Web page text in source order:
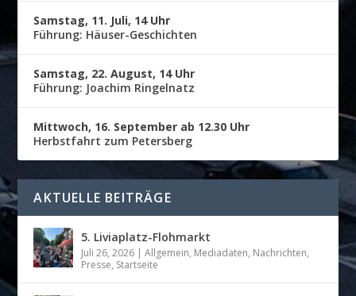
Samstag, 11. Juli, 14 Uhr
Führung: Häuser-Geschichten
Samstag, 22. August, 14 Uhr
Führung: Joachim Ringelnatz
Mittwoch, 16. September ab 12.30 Uhr
Herbstfahrt zum Petersberg
AKTUELLE BEITRÄGE
5. Liviaplatz-Flohmarkt
Juli 26, 2026 |Allgemein, Mediadaten, Nachrichten,
Presse, Startseite